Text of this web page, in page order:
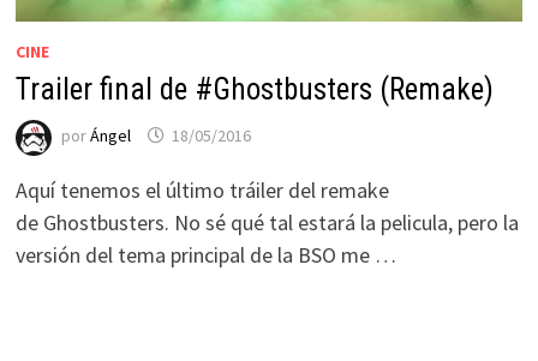
CINE
Trailer final de #Ghostbusters (Remake)
porÁngel 18/05/2016
Aquí tenemos el último tráiler del remake
de Ghostbusters. No sé qué tal estará la pelicula, pero la
versión del tema principal de la BSO me …